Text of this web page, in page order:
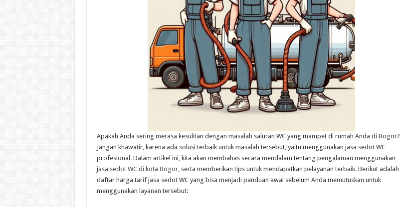
Apakah Anda sering merasa kesulitan dengan masalah saluran WC yang mampet di rumah Anda di Bogor?
Jangan khawatir, karena ada solusi terbaik untuk masalah tersebut, yaitu menggunakan jasa sedot WC
profesional. Dalam artikel ini, kita akan membahas secara mendalam tentang pengalaman menggunakan
jasa sedot WC di kota Bogor, serta memberikan tips untuk mendapatkan pelayanan terbaik. Berikut adalah
daftar harga tarif jasa sedot WC yang bisa menjadi panduan awal sebelum Anda memutuskan untuk
menggunakan layanan tersebut: